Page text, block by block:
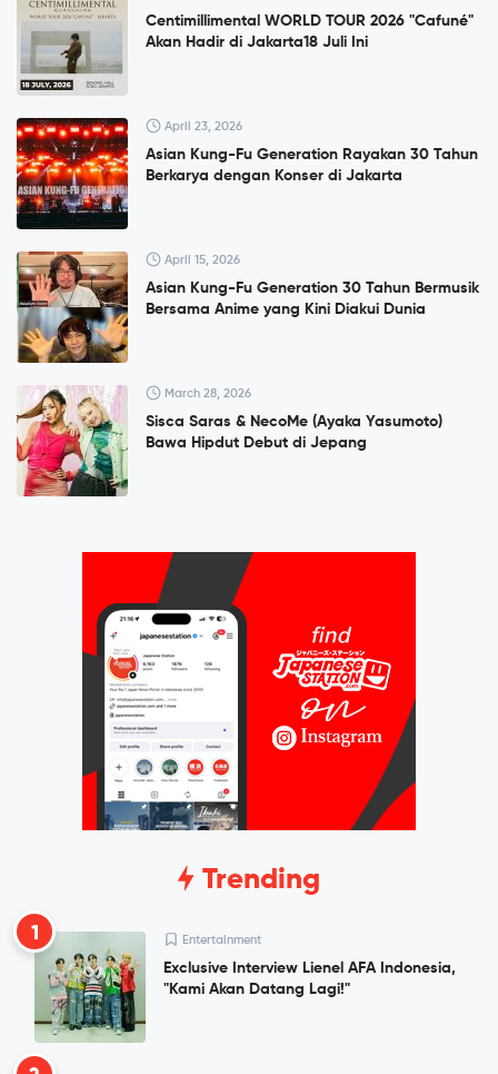
Centimillimental WORLD TOUR 2026 "Cafuné"
Akan Hadir di Jakarta18 Juli Ini
April 23, 2026
Asian Kung-Fu Generation Rayakan 30 Tahun
Berkarya dengan Konser di Jakarta
April 15, 2026
Asian Kung-Fu Generation 30 Tahun Bermusik
Bersama Anime yang Kini Diakui Dunia
March 28, 2026
Sisca Saras & NecoMe (Ayaka Yasumoto)
Bawa Hipdut Debut di Jepang
Trending
1 Entertainment
Exclusive Interview Lienel AFA Indonesia,
"Kami Akan Datang Lagi!"